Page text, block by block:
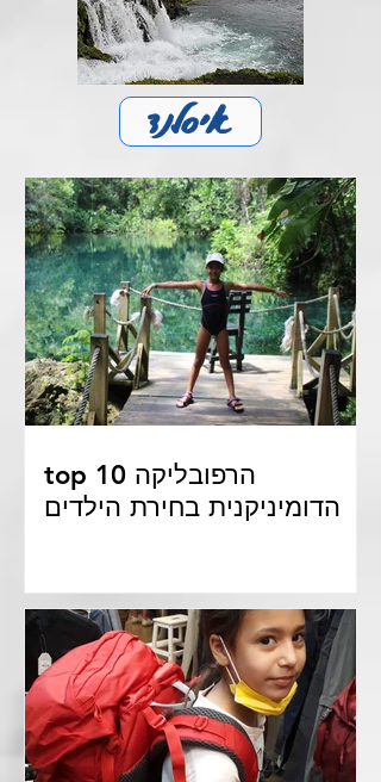
איסלנד
top 10 הרפובליקה
הדומיניקנית בחירת הילדים